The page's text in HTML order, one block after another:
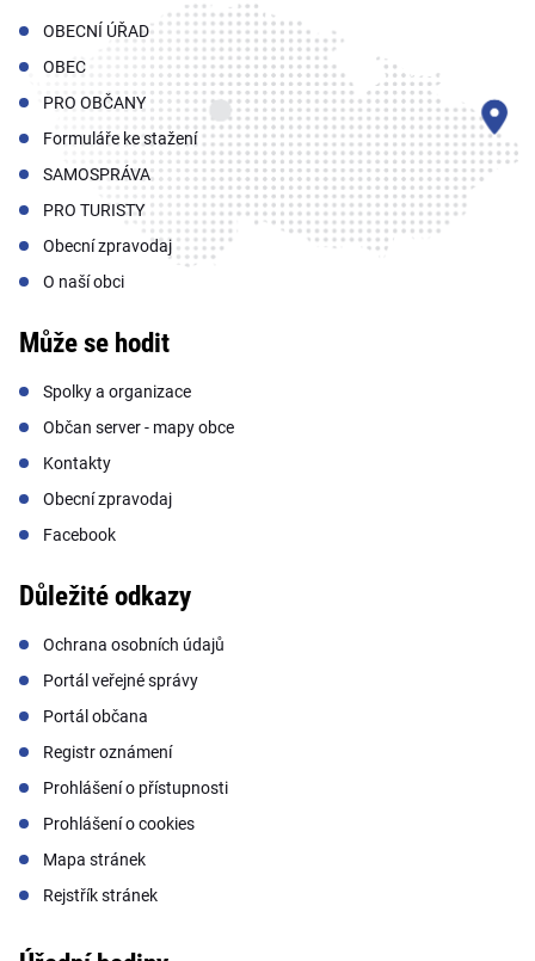
OBECNÍ ÚŘAD
OBEC
PRO OBČANY
Formuláře ke stažení
SAMOSPRÁVA
PRO TURISTY
Obecní zpravodaj
O naší obci
Může se hodit
Spolky a organizace
Občan server - mapy obce
Kontakty
Obecní zpravodaj
Facebook
Důležité odkazy
Ochrana osobních údajů
Portál veřejné správy
Portál občana
Registr oznámení
Prohlášení o přístupnosti
Prohlášení o cookies
Mapa stránek
Rejstřík stránek